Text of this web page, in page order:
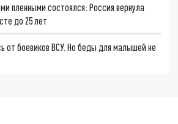
пленными состоялся: Россия вернула
до 25 лет
от боевиков ВСУ. Но беды для малышей не